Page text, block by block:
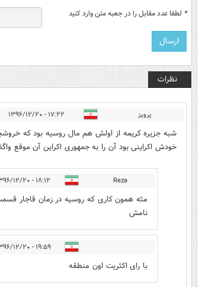
* لطفا عدد مقابل را در جعبه متن وارد کنید
نظرات
پرویز ۱۷:۲۲ - ۱۳۹۶/۱۲/۲۰
شبه جزیره کریمه از اولش هم مال روسیه بود که
خودش اکراینی بود آن را به جمهوری اکراین آن موقع
Reza ۱۸:۱۲ - ۱۳۹۶/۱۲/۲۰
مثه همون کاری که روسیه در زمان قاجار قسمت
نامش
۱۹:۵۹ - ۱۳۹۶/۱۲/۲۰
با رای اکثریت اون منطقه